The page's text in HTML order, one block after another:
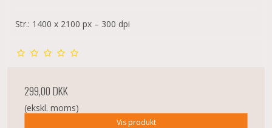
Str.: 1400 x 2100 px – 300 dpi
299,00 DKK
(ekskl. moms)
Vis produkt